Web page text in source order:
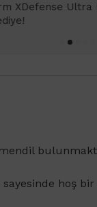
Renkli
hoş